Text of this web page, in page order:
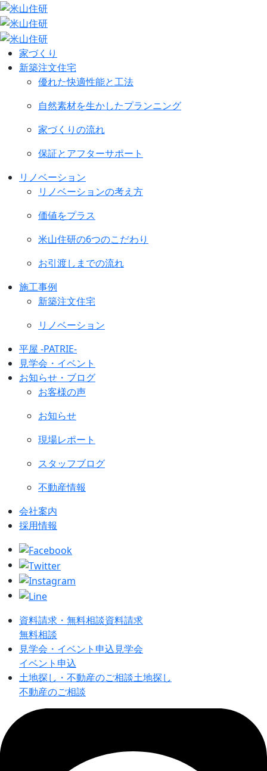
家づくり
新築注文住宅
優れた快適性能と工法
自然素材を生かしたプランニング
家づくりの流れ
保証とアフターサポート
リノベーション
リノベーションの考え方
価値をプラス
米山住研の6つのこだわり
お引渡しまでの流れ
施工事例
新築注文住宅
リノベーション
平屋 -PATRIE-
見学会・イベント
お知らせ・ブログ
お客様の声
お知らせ
現場レポート
スタッフブログ
不動産情報
会社案内
採用情報
資料請求・無料相談資料請求
無料相談
見学会・イベント申込見学会
イベント申込
土地探し・不動産のご相談土地探し
不動産のご相談